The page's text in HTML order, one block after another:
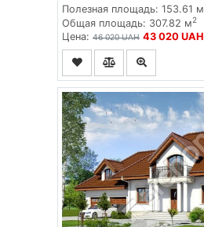
Полезная площадь: 153.61 м
Общая площадь: 307.82 м2
Цена: 46 020 UAH 43 020 UAH